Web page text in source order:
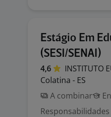
Estágio Em
(SESI/SENAI)
4,6 INSTITUTO
Colatina - ES
A combinar